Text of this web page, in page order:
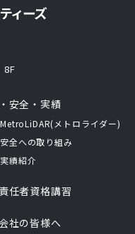
8F
安全・実績
MetroLiDAR(メトロライダー)
安全への取り組み
実績紹介
任者資格講習
社の皆様へ